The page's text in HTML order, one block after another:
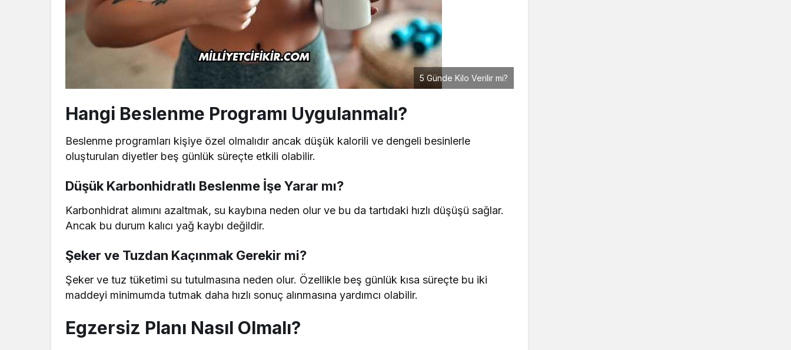
5 Günde Kilo Verilir mi?
Hangi Beslenme Programı Uygulanmalı?
Beslenme programları kişiye özel olmalıdır ancak düşük kalorili ve dengeli besinlerle
oluşturulan diyetler beş günlük süreçte etkili olabilir.
Düşük Karbonhidratlı Beslenme İşe Yarar mı?
Karbonhidrat alımını azaltmak, su kaybına neden olur ve bu da tartıdaki hızlı düşüşü sağlar.
Ancak bu durum kalıcı yağ kaybı değildir.
Şeker ve Tuzdan Kaçınmak Gerekir mi?
Şeker ve tuz tüketimi su tutulmasına neden olur. Özellikle beş günlük kısa süreçte bu iki
maddeyi minimumda tutmak daha hızlı sonuç alınmasına yardımcı olabilir.
Egzersiz Planı Nasıl Olmalı?